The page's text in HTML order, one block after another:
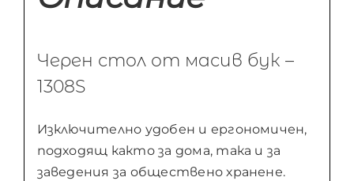
Черен стол от масив бук –
1308S
Изключително удобен и ергономичен,
подходящ както за дома, така и за
заведения за обществено хранене.